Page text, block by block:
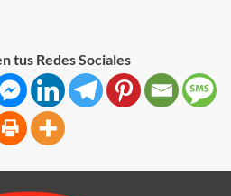
tus Redes Sociales